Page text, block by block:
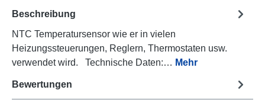
Beschreibung
NTC Temperatursensor wie er in vielen
Heizungssteuerungen, Reglern, Thermostaten usw.
verwendet wird. Technische Daten:… Mehr
Bewertungen